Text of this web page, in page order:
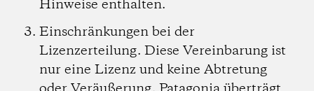
Hinweise enthalten.
Einschränkungen bei der
Lizenzerteilung.Diese Vereinbarung ist
nur eine Lizenz und keine Abtretung